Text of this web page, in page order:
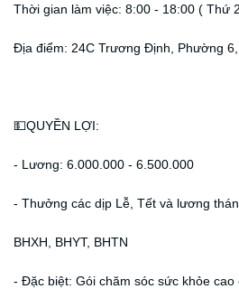
Thời gian làm việc: 8:00 - 18:00 ( Thứ
Địa điểm: 24C Trương Định, Phường
💵QUYỀN LỢI:
- Lương: 6.000.000 - 6.500.000
- Thưởng các dịp Lễ, Tết và lương
BHXH, BHYT, BHTN
- Đặc biệt: Gói chăm sóc sức khỏe cao